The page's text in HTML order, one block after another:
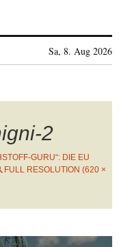
Sa, 8. Aug 2026
2
GURU“: DIE EU
FULL RESOLUTION (620 ×